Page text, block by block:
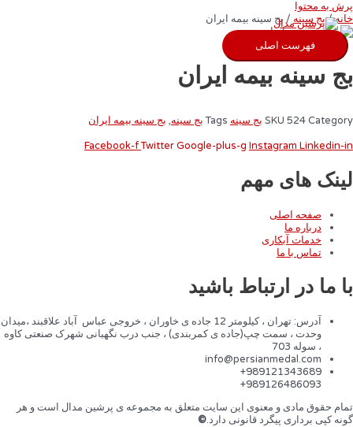
پرش به محتوا
فهرست اصلی
خانه/بج سینه / بج سینه بیمه ایران
بج سینه بیمه ایران
SKU 524Category بج سینه Tags بج سینه, بج سینه بیمه ایران
Facebook-fTwitterGoogle-plus-g Instagram Linkedin-in
لینک های مهم
صفحه اصلی
درباره ما
خدمات آبکاری
تماس با ما
با ما در ارتباط باشید
آدرس: تهران ، کیلومتر 12 جاده ی خاوران ، خروجی عباس آباد علاقبند ،میدان
وحدت ، سمت چپ(جاده ی کمربندی) ، جنب درب نگهبانی شهرک صنعتی کاوه
، سوله 703
info@persianmedal.com
989121343689+
989126486093+
تمام حقوق مادی و معنوی این سایت متعلق به مجموعه ی پرشین مدال است و هر
گونه کپی برداری پیگرد قانونی دارد.©